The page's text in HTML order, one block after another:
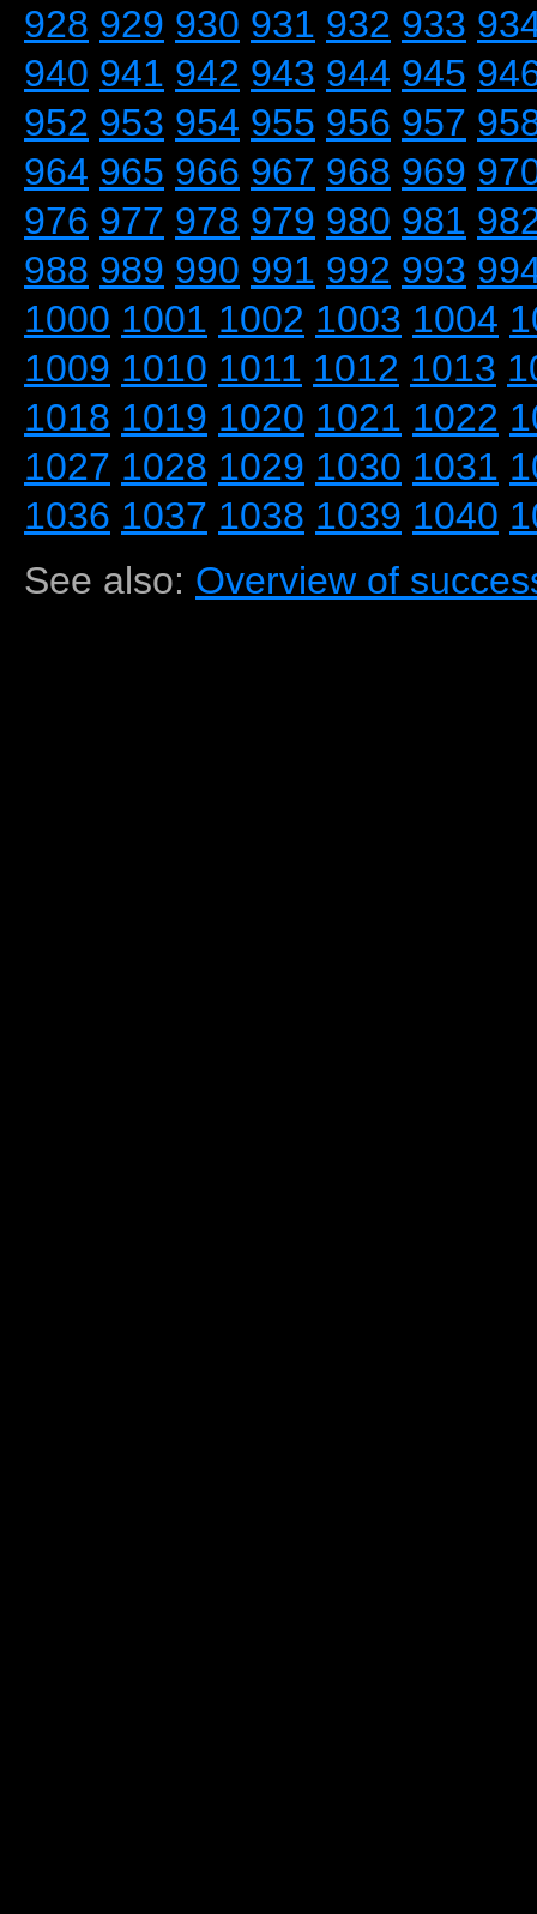
928 929 930 931 932 933
940 941 942 943 944 945
952 953 954 955 956 957
964 965 966 967 968 969
976 977 978 979 980 981
988 989 990 991 992 993
1000 1001 1002 1003 1004
1009 1010 1011 1012 1013
1018 1019 1020 1021 1022
1027 1028 1029 1030 1031
1036 1037 1038 1039 1040
See also: Overview of